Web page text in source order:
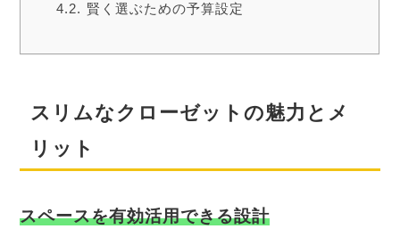
賢く選ぶための予算設定
スリムなクローゼットの魅力とメ
リット
スペースを有効活用できる設計